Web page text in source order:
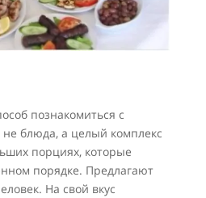
познакомиться с
не блюда, а целый комплекс
порциях, которые
порядке. Предлагают
На свой вкус